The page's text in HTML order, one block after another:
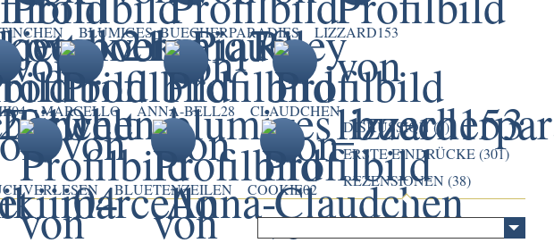
BLUMIGES_BUECHERPARADIES LIZZARD153
MARCELLO ANNA-BELL28 CLAUDCHEN
BLUETENZEILEN COOKIE02
DISKUSSION (7)
ERSTE EINDRÜCKE (301)
REZENSIONEN (38)